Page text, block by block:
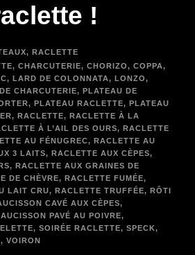
!
, RACLETTE
, CHARCUTERIE, CHORIZO, COPPA,
, LARD DE COLONNATA, LONZO,
CHARCUTERIE, PLATEAU DE
, PLATEAU RACLETTE, PLATEAU
, RACLETTE, RACLETTE À LA
À L’AIL DES OURS, RACLETTE
AU FÉNUGREC, RACLETTE AU
3 LAITS, RACLETTE AUX CÈPES,
, RACLETTE AUX GRAINES DE
DE CHÈVRE, RACLETTE FUMÉE,
LAIT CRU, RACLETTE TRUFFÉE, RÔTI
CAVÉ AUX CÈPES,
PAVÉ AU POIVRE,
, SOIRÉE RACLETTE, SPECK,
, VOIRON